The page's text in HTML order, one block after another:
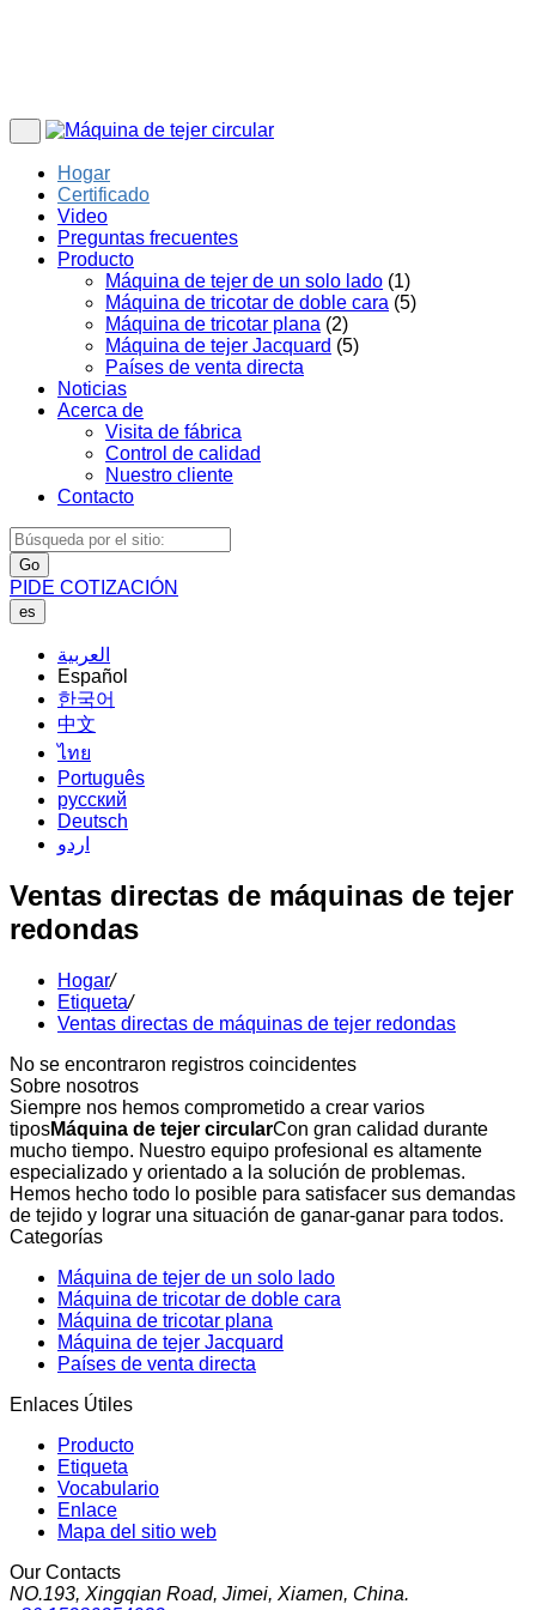
Hogar
Certificado
Video
Preguntas frecuentes
Producto
Máquina de tejer de un solo lado (1)
Máquina de tricotar de doble cara (5)
Máquina de tricotar plana (2)
Máquina de tejer Jacquard (5)
Países de venta directa
Noticias
Acerca de
Visita de fábrica
Control de calidad
Nuestro cliente
Contacto
Go
PIDE COTIZACIÓN
es
العربية
Español
한국어
中文
ไทย
Português
русский
Deutsch
اردو
Ventas directas de máquinas de tejer
redondas
Hogar/
Etiqueta/
Ventas directas de máquinas de tejer redondas
No se encontraron registros coincidentes
Sobre nosotros
Siempre nos hemos comprometido a crear varios
tiposMáquina de tejer circularCon gran calidad durante
mucho tiempo. Nuestro equipo profesional es altamente
especializado y orientado a la solución de problemas.
Hemos hecho todo lo posible para satisfacer sus demandas
de tejido y lograr una situación de ganar-ganar para todos.
Categorías
Máquina de tejer de un solo lado
Máquina de tricotar de doble cara
Máquina de tricotar plana
Máquina de tejer Jacquard
Países de venta directa
Enlaces Útiles
Producto
Etiqueta
Vocabulario
Enlace
Mapa del sitio web
Our Contacts
NO.193, Xingqian Road, Jimei, Xiamen, China.